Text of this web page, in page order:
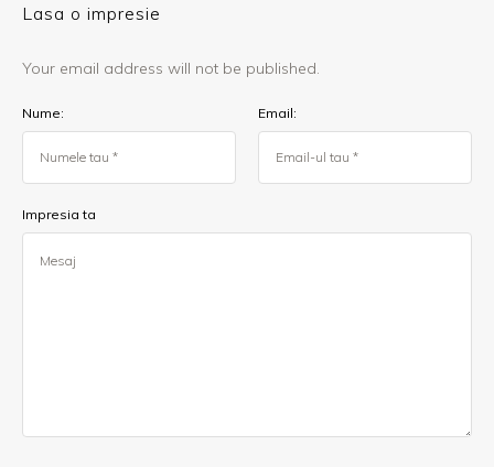
Lasa o impresie
Your email address will not be published.
Nume: Email:
Impresia ta